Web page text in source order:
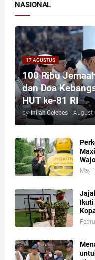
NASIONAL
17 AGUSTUS
100 Ribu
dan Doa
HUT ke-81 RI
by Inilah Celebes - August
Wajo
May
Ikuti